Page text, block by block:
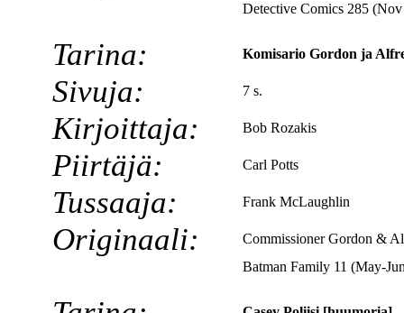
Detective Comics 285
Tarina: Komisario Gordon ja
Sivuja: 7 s.
Kirjoittaja: Bob Rozakis
Piirtäjä: Carl Potts
Tussaaja: Frank McLaughlin
Originaali:
Commissioner Gordon &
Batman Family 11 (May-